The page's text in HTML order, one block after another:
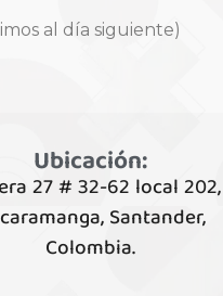
al día siguiente)
Ubicación:
27 # 32-62 local 202,
Santander,
Colombia.